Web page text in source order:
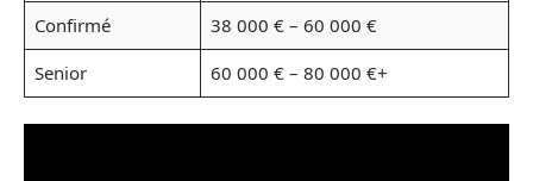
Confirmé
38 000 € – 60 000 €
Senior
60 000 € – 80 000 €+